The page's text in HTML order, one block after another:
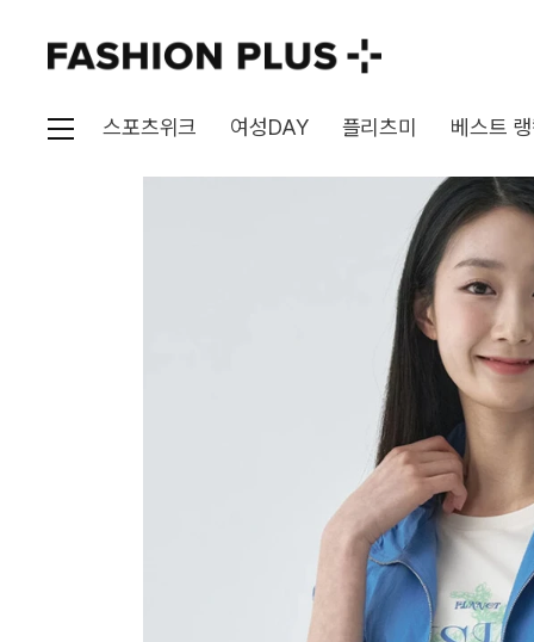
스포츠위크 여성DAY 플리츠미 베스트